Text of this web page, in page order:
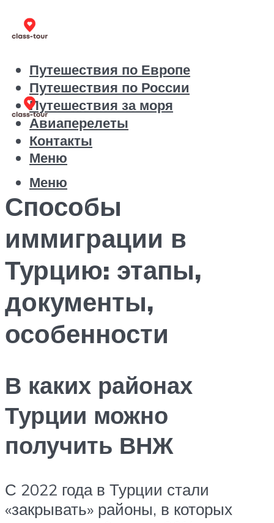
Путешествия по Европе
Путешествия по России
Путешествия за моря
Авиаперелеты
Контакты
Меню
Меню
Способы
иммиграции в
Турцию: этапы,
документы,
особенности
В каких районах
Турции можно
получить ВНЖ
С 2022 года в Турции стали
«закрывать» районы, в которых